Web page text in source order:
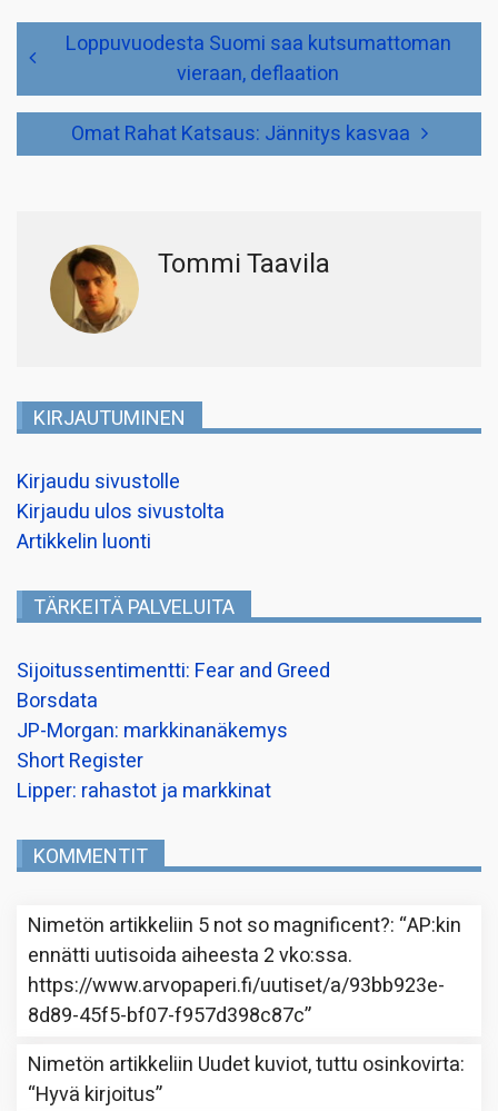
Artikkelien
selaus
Loppuvuodesta Suomi saa kutsumattoman
vieraan, deflaation
Omat Rahat Katsaus: Jännitys kasvaa
Tommi Taavila
KIRJAUTUMINEN
Kirjaudu sivustolle
Kirjaudu ulos sivustolta
Artikkelin luonti
TÄRKEITÄ PALVELUITA
Sijoitussentimentti: Fear and Greed
Borsdata
JP-Morgan: markkinanäkemys
Short Register
Lipper: rahastot ja markkinat
KOMMENTIT
Nimetön artikkeliin 5 not so magnificent?: “AP:kin
ennätti uutisoida aiheesta 2 vko:ssa.
https://www.arvopaperi.fi/uutiset/a/93bb923e-
8d89-45f5-bf07-f957d398c87c”
Nimetön artikkeliin Uudet kuviot, tuttu osinkovirta:
“Hyvä kirjoitus”